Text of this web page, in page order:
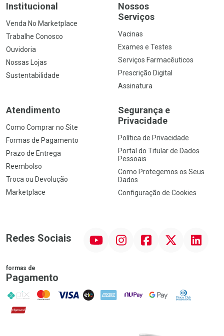
Institucional
Venda No Marketplace
Trabalhe Conosco
Ouvidoria
Nossas Lojas
Sustentabilidade
Nossos
Serviços
Vacinas
Exames e Testes
Serviços Farmacêuticos
Prescrição Digital
Assinatura
Atendimento
Como Comprar no Site
Formas de Pagamento
Prazo de Entrega
Reembolso
Troca ou Devolução
Marketplace
Segurança e
Privacidade
Política de Privacidade
Portal do Titular de Dados
Pessoais
Como Protegemos os Seus
Dados
Configuração de Cookies
Redes Sociais InstagramFacebook Linkedin
formas de
Pagamento
PIX MasterCard
VISA ELO AMEX NuPay Google PayDiners Club
Hipercard